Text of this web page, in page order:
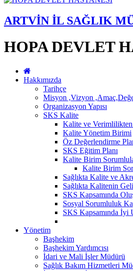
ARTVİN İL SAĞLIK
HOPA DEVLET
Hakkımızda
Tarihçe
Misyon ,Vizyon
Organizasyon Yapısı
SKS Kalite
Kalite ve Verimlilikten
Kalite Yönetim Birimi
Öz Değerlendirme
SKS Eğitim Planı
Kalite Birim
Kalite Birim
Sağlıkta Kalite ve
Sağlıkta Kalitenin
SKS Kapsamında
Sosyal Sorumluluk
SKS Kapsamında İyi
Yönetim
Başhekim
Başhekim Yardımcısı
İdari ve Mali İşler Müdürü
Sağlık Bakım Hizmetleri